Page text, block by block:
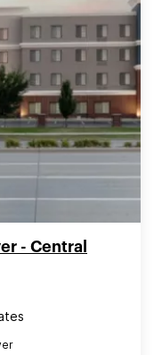
- Central